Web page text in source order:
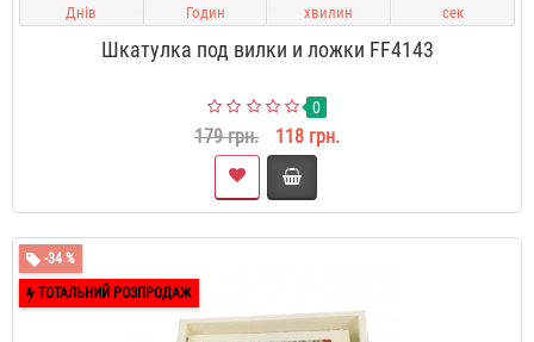
Днів Годин хвилин сек
Шкатулка под вилки и ложки FF4143
0
179 грн. 118 грн.
-34 %
ТОТАЛЬНИЙ РОЗПРОДАЖ